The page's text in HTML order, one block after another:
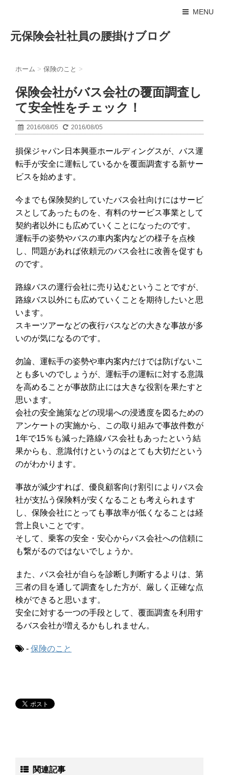
MENU
元保険会社社員の腰掛けブログ
ホーム > 保険のこと >
保険会社がバス会社の覆面調査し
て安全性をチェック！
2016/08/05 2016/08/05
損保ジャパン日本興亜ホールディングスが、バス運
転手が安全に運転しているかを覆面調査する新サー
ビスを始めます。
今までも保険契約していたバス会社向けにはサービ
スとしてあったものを、有料のサービス事業として
契約者以外にも広めていくことになったのです。
運転手の姿勢やバスの車内案内などの様子を点検
し、問題があれば依頼元のバス会社に改善を促すも
のです。
路線バスの運行会社に売り込むということですが、
路線バス以外にも広めていくことを期待したいと思
います。
スキーツアーなどの夜行バスなどの大きな事故が多
いのが気になるのです。
勿論、運転手の姿勢や車内案内だけでは防げないこ
とも多いのでしょうが、運転手の運転に対する意識
を高めることが事故防止には大きな役割を果たすと
思います。
会社の安全施策などの現場への浸透度を図るための
アンケートの実施から、この取り組みで事故件数が
1年で15％も減った路線バス会社もあったという結
果からも、意識付けというのはとても大切だという
のがわかります。
事故が減少すれば、優良顧客向け割引によりバス会
社が支払う保険料が安くなることも考えられます
し、保険会社にとっても事故率が低くなることは経
営上良いことです。
そして、乗客の安全・安心からバス会社への信頼に
も繋がるのではないでしょうか。
また、バス会社が自らを診断し判断するよりは、第
三者の目を通して調査をした方が、厳しく正確な点
検ができると思います。
安全に対する一つの手段として、覆面調査を利用す
るバス会社が増えるかもしれません。
- 保険のこと
関連記事